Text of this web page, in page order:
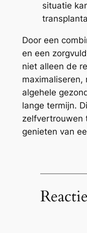
situatie
Door een
en een
niet alleen de
maximaliseren,
algehele
lange termijn.
zelfvertrouwen
genieten van